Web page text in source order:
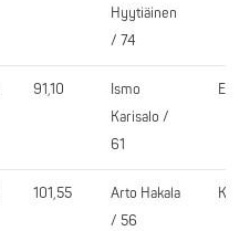
Hyytiäinen
/ 74
91,10
Ismo
Karisalo /
61
EV
101,55
Arto Hakala
/ 56
K-